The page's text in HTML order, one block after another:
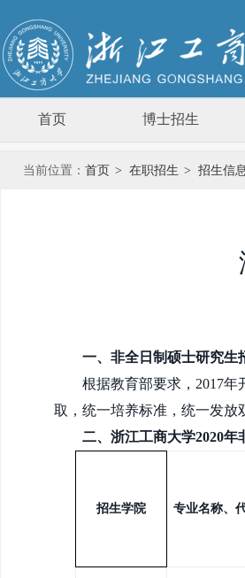
首页 博士招生
当前位置： 首页 > 在职招生 > 招生信
一、非全日制硕士研究生
根据教育部要求， 2017年
取，统一培养标准，统一发放
二、浙江工商大学2020年
招生学院 专业名称、